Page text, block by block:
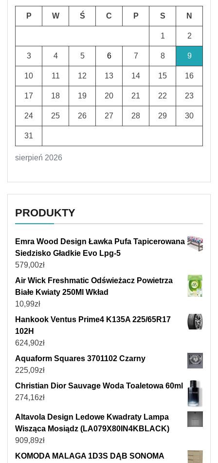
sierpień 2026
P W Ś C P S N
1 2
3 4 5 6 7 8 9
10 11 12 13 14 15 16
17 18 19 20 21 22 23
24 25 26 27 28 29 30
31
PRODUKTY
Emra Wood Design Ławka Pufa Tapicerowana
Siedzisko Gładkie Evo Lpg-5
579,00zł
Air Wick Freshmatic Odświeżacz Powietrza
Białe Kwiaty 250Ml Wkład
10,99zł
Hankook Ventus Prime4 K135A 225/65R17
102H
624,90zł
Aquaform Squares 3701102 Czarny
225,09zł
Christian Dior Sauvage Woda Toaletowa 60ml
274,16zł
Altavola Design Ledowe Kwadraty Lampa
Wisząca Mosiądz (LA079X80IN4KBLACK)
909,89zł
KOMODA MALAGA 1D3S DĄB SONOMA